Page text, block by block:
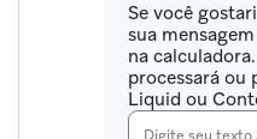
Se você
sua
na
processará ou
Liquid ou